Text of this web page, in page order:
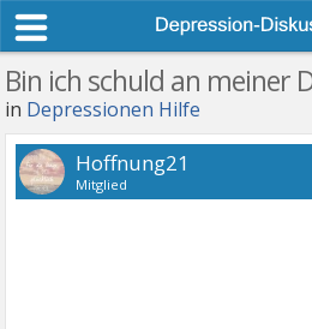
Bin ich schuld an meiner
in Depressionen Hilfe
Hoffnung21
Mitglied